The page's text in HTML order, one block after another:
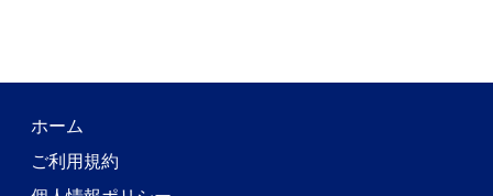
ホーム
ご利用規約